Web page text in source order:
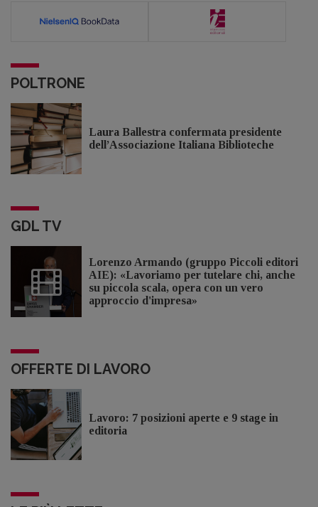
POLTRONE
Laura Ballestra confermata presidente
dell’Associazione Italiana Biblioteche
GDL TV
Lorenzo Armando (gruppo Piccoli editori
AIE): «Lavoriamo per tutelare chi, anche
su piccola scala, opera con un vero
approccio d'impresa»
OFFERTE DI LAVORO
Lavoro: 7 posizioni aperte e 9 stage in
editoria